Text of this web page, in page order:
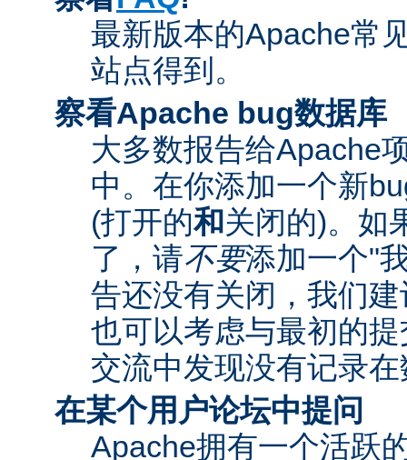
最新版本的Apache常
站点得到。
察看Apache bug数据库
大多数报告给Apache
中。在你添加一个新
(打开的和关闭的)。如
了，请不要添加一个"
告还没有关闭，我们
也可以考虑与最初的
交流中发现没有记录
在某个用户论坛中提问
Apache拥有一个活跃